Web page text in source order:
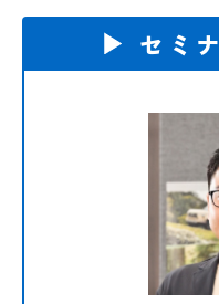
セミ